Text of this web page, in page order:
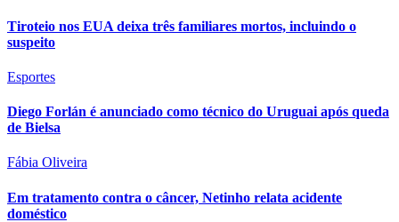
Tiroteio nos EUA deixa três familiares mortos, incluindo o
suspeito
Esportes
Diego Forlán é anunciado como técnico do Uruguai após queda
de Bielsa
Fábia Oliveira
Em tratamento contra o câncer, Netinho relata acidente
doméstico